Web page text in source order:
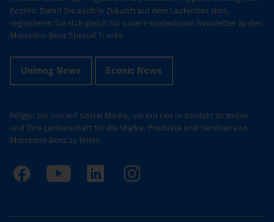
Econic: Damit Sie auch in Zukunft auf dem Laufenden sind,
registrieren Sie sich gleich für unsere kostenlosen Newsletter zu den
Mercedes-Benz Special Trucks.
Unimog News Econic News
Folgen Sie uns auf Social Media, um mit uns in Kontakt zu treten
und Ihre Leidenschaft für die Marke, Produkte und Services von
Mercedes-Benz zu teilen.